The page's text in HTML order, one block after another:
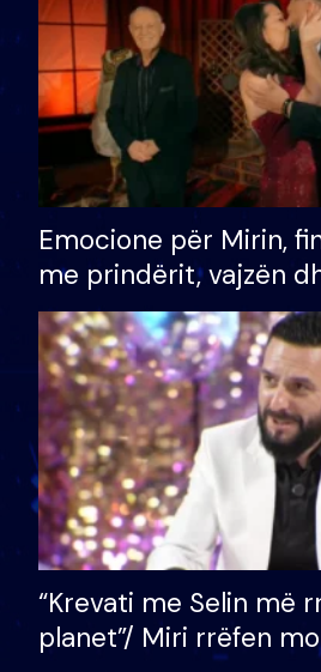
Emocione për Mirin,
me prindërit, vajzën
bashkëshorten:
divorci apo jo?
“Krevati me Selin më
planet”/ Miri rrëfen